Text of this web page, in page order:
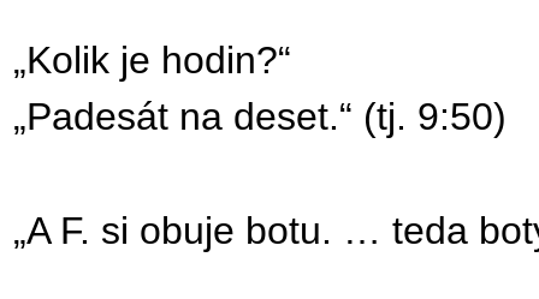
„Kolik je hodin?“
„Padesát na deset.“ (tj. 9:50)
„A F. si obuje botu. … teda